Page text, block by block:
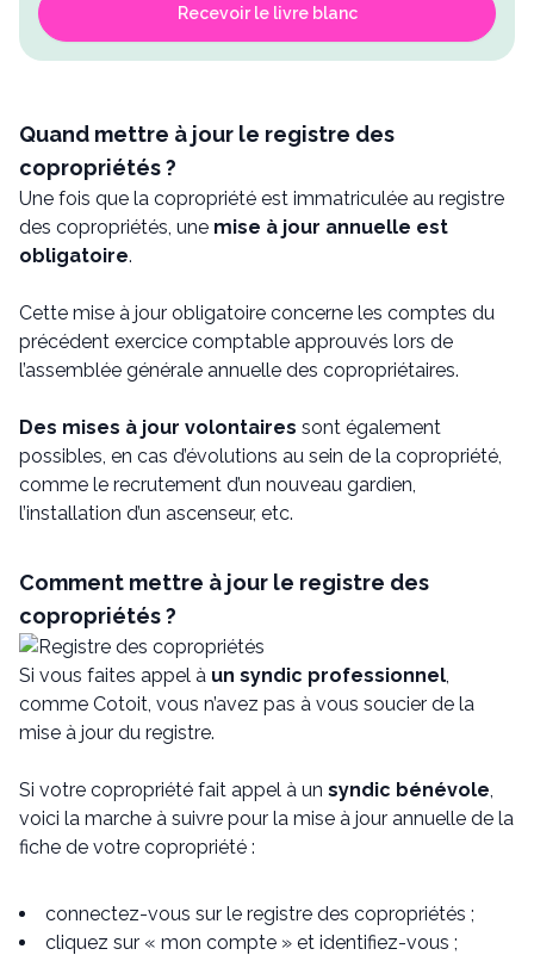
Recevoir le livre blanc
Quand mettre à jour le registre des
copropriétés ?
Une fois que la copropriété est immatriculée au registre
des copropriétés, une mise à jour annuelle est
obligatoire.
Cette mise à jour obligatoire concerne les comptes du
précédent exercice comptable approuvés lors de
l’assemblée générale annuelle des copropriétaires.
Des mises à jour volontaires sont également
possibles, en cas d’évolutions au sein de la copropriété,
comme le recrutement d’un nouveau gardien,
l’installation d’un ascenseur, etc.
Comment mettre à jour le registre des
copropriétés ?
Si vous faites appel à un syndic professionnel,
comme Cotoit, vous n’avez pas à vous soucier de la
mise à jour du registre.
Si votre copropriété fait appel à un syndic bénévole,
voici la marche à suivre pour la mise à jour annuelle de la
fiche de votre copropriété :
connectez-vous sur le registre des copropriétés ;
cliquez sur « mon compte » et identifiez-vous ;